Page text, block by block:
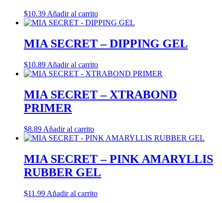
$10.39 Añadir al carrito
MIA SECRET – DIPPING GEL
$10.89 Añadir al carrito
MIA SECRET – XTRABOND
PRIMER
$8.89 Añadir al carrito
MIA SECRET – PINK AMARYLLIS
RUBBER GEL
$11.99 Añadir al carrito